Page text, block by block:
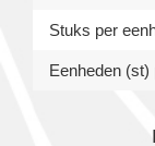
Stuks per
Eenheden